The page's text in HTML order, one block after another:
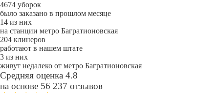
4674 уборок
было заказано в прошлом месяце
14 из них
на станции метро Багратионовская
204 клинеров
работают в нашем штате
3 из них
живут недалеко от метро Багратионовская
Средняя оценка 4.8
на основе 56 237 отзывов